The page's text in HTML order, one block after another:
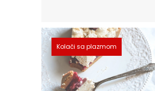
Kolači sa plazmom